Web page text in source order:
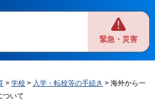
緊急・災害
>学校 > 入学・転校等の手続き > 海外から一
ついて